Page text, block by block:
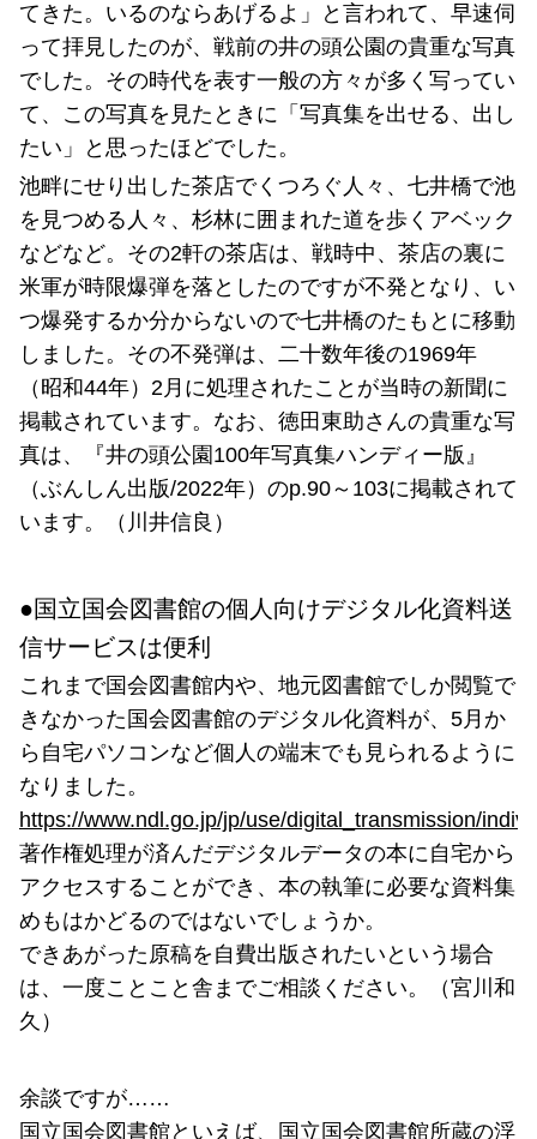
てきた。いるのならあげるよ」と言われて、早速伺
って拝見したのが、戦前の井の頭公園の貴重な写真
でした。その時代を表す一般の方々が多く写ってい
て、この写真を見たときに「写真集を出せる、出し
たい」と思ったほどでした。
池畔にせり出した茶店でくつろぐ人々、七井橋で池
を見つめる人々、杉林に囲まれた道を歩くアベック
などなど。その2軒の茶店は、戦時中、茶店の裏に
米軍が時限爆弾を落としたのですが不発となり、い
つ爆発するか分からないので七井橋のたもとに移動
しました。その不発弾は、二十数年後の1969年
（昭和44年）2月に処理されたことが当時の新聞に
掲載されています。なお、徳田東助さんの貴重な写
真は、『井の頭公園100年写真集ハンディー版』
（ぶんしん出版/2022年）のp.90～103に掲載されて
います。（川井信良）
●国立国会図書館の個人向けデジタル化資料送
信サービスは便利
これまで国会図書館内や、地元図書館でしか閲覧で
きなかった国会図書館のデジタル化資料が、5月か
ら自宅パソコンなど個人の端末でも見られるように
なりました。
https://www.ndl.go.jp/jp/use/digital_transmission/
著作権処理が済んだデジタルデータの本に自宅から
アクセスすることができ、本の執筆に必要な資料集
めもはかどるのではないでしょうか。
できあがった原稿を自費出版されたいという場合
は、一度ことこと舎までご相談ください。（宮川和
久）
余談ですが……
国立国会図書館といえば、国立国会図書館所蔵の浮